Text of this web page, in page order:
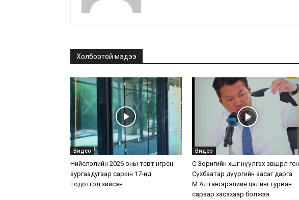
Холбоотой мэдээ
Видео
Нийслэлийн 2026 оны төсөвт өнгөрсөн
зургаадугаар сарын 17-нд
тодотгол хийсэн
Видео
С.Зоригийн хөшөөг нүүлгэх зөвшөөрөл өгсөн
Сүхбаатар дүүргийн засаг дарга
М.Алтангэрэлийн цалинг гурван
сараар хасахаар болжээ